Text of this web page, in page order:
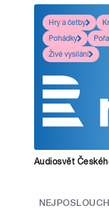
Hry a četby
Pohádky
Živé vysílání
Audiosvět